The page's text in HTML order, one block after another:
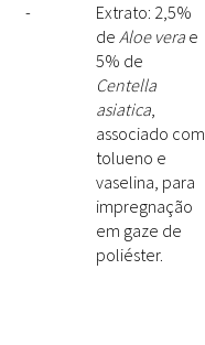
-
Extrato: 2,5%
de Aloe vera e
5% de
Centella
asiatica,
associado com
tolueno e
vaselina, para
impregnação
em gaze de
poliéster.